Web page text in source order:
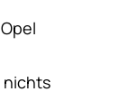
nichts